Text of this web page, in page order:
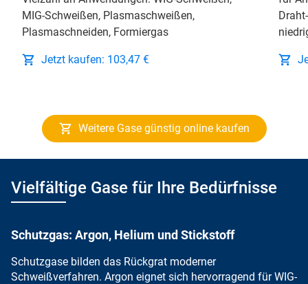
MIG-Schweißen, Plasmaschweißen,
Plasmaschneiden, Formiergas
Jetzt kaufen: 103,47 €
Weitere Gase günstig online kaufen
Vielfältige Gase für Ihre Bedürfnisse
Schutzgas: Argon, Helium und Stickstoff
Schutzgase bilden das Rückgrat moderner
Schweißverfahren. Argon eignet sich hervorragend fürWIG-